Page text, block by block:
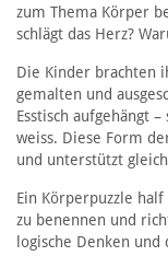
zum Thema Körper
schlägt das Herz?
Die Kinder brachten
gemalten und
Esstisch aufgehängt
weiss. Diese Form
und unterstützt
Ein Körperpuzzle
zu benennen und
logische Denken